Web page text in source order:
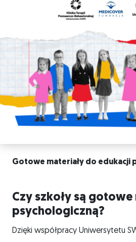
Gotowe materiały do edukacji
Czy szkoły są gotowe
psychologiczną?
Dzięki współpracy Uniwersytetu